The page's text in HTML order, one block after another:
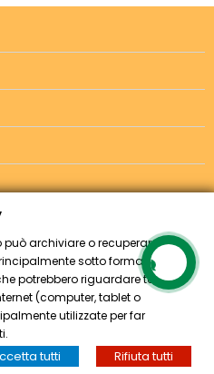
CASSA CERCA
può archiviare o recuperare
sotto forma di
potrebbero riguardare te, le tue
(computer, tablet o
utilizzate per far
tutti Rifiuta tutti